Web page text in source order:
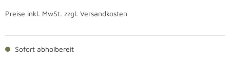
Preise inkl. MwSt. zzgl. Versandkosten
Sofort abholbereit